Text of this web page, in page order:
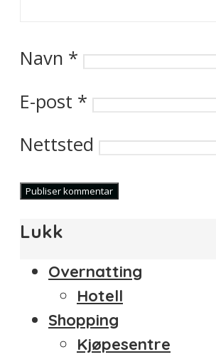
Navn *
E-post *
Nettsted
Lukk
Overnatting
Hotell
Shopping
Kjøpesentre